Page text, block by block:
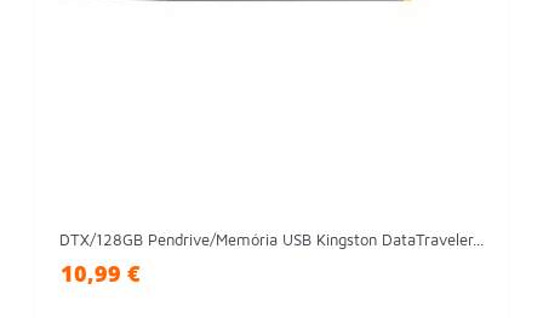
DTX/128GB Pendrive/Memória USB Kingston DataTraveler...
10,99 €